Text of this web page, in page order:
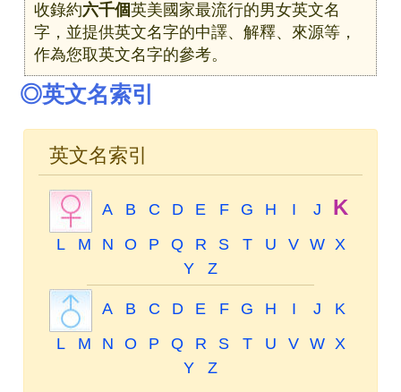
收錄約六千個英美國家最流行的男女英文名
字，並提供英文名字的中譯、解釋、來源等，
作為您取英文名字的參考。
◎英文名索引
英文名索引
A B C D E F G H I J K
L M N O P Q R S T U V W X
Y
Z
A B C D E F G H I J
K
L
M N O P Q R S T U V W X
Y
Z